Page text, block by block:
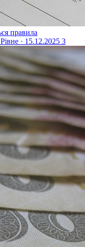
правила
Рівне · 15.12.2025 3